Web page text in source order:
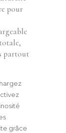
pour
partout
grâce